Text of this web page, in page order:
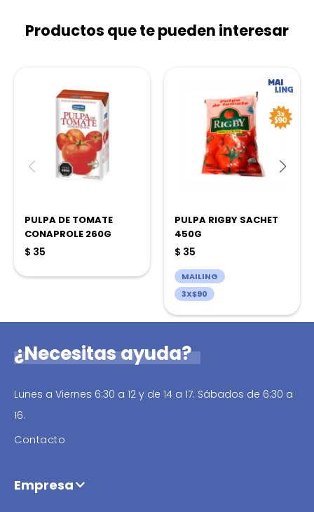
Productos que te pueden interesar
PULPA DE TOMATE
CONAPROLE 260G
$ 35
PULPA RIGBY SACHET
450G
$ 35
MAILING
3X$90
¿Necesitas ayuda?
Lunes a Viernes 6:30 a 12 y de 14 a 17. Sábados de 6:30 a
16.
Contacto
Empresa